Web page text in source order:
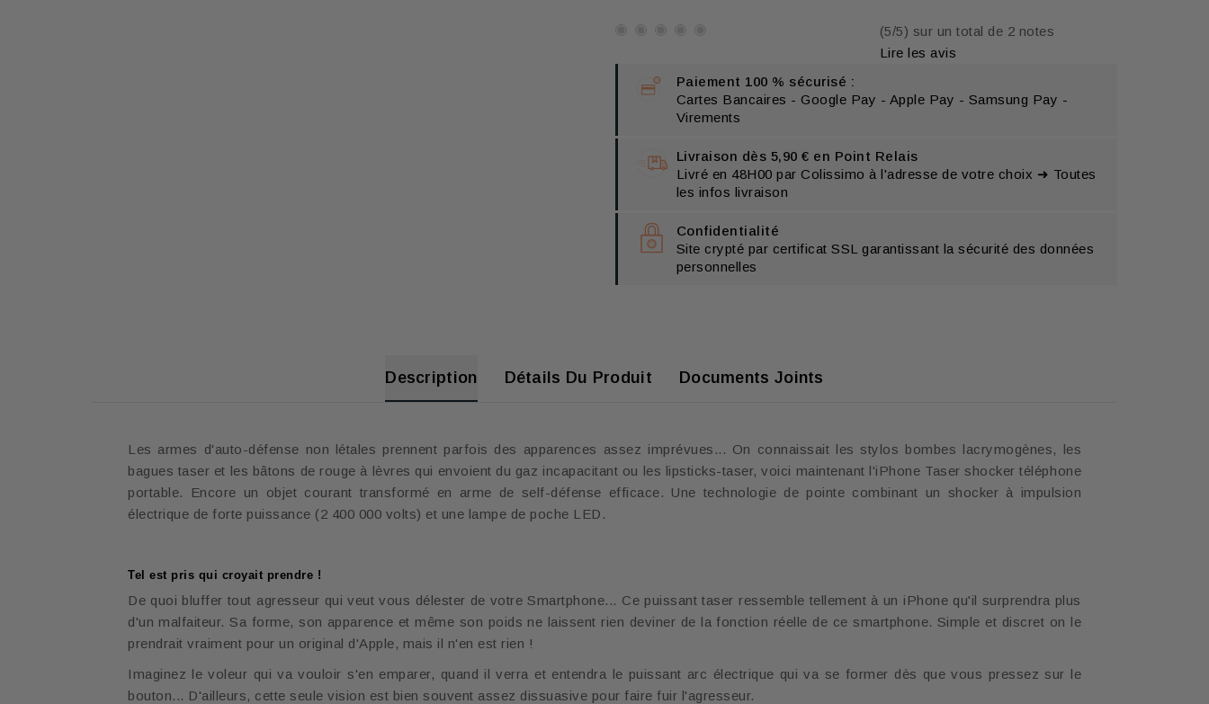
(5/5) sur un total de 2 notes
Lire les avis
Paiement 100 % sécurisé :
Cartes Bancaires - Google Pay - Apple Pay - Samsung Pay -
Virements
Livraison dès 5,90 € en Point Relais
Livré en 48H00 par Colissimo à l'adresse de votre choix ➜ Toutes
les infos livraison
Confidentialité
Site crypté par certificat SSL garantissant la sécurité des données
personnelles
Description Détails Du Produit Documents Joints
Les armes d'auto-défense non létales prennent parfois des apparences assez imprévues... On connaissait les stylos bombes lacrymogènes, les
bagues taser et les bâtons de rouge à lèvres qui envoient du gaz incapacitant ou les lipsticks-taser, voici maintenant l'iPhone Taser shocker téléphone
portable. Encore un objet courant transformé en arme de self-défense efficace. Une technologie de pointe combinant un shocker à impulsion
électrique de forte puissance (2 400 000 volts) et une lampe de poche LED.
Tel est pris qui croyait prendre !
De quoi bluffer tout agresseur qui veut vous délester de votre Smartphone... Ce puissant taser ressemble tellement à un iPhone qu'il surprendra plus
d'un malfaiteur. Sa forme, son apparence et même son poids ne laissent rien deviner de la fonction réelle de ce smartphone. Simple et discret on le
prendrait vraiment pour un original d'Apple, mais il n'en est rien !
Imaginez le voleur qui va vouloir s'en emparer, quand il verra et entendra le puissant arc électrique qui va se former dès que vous pressez sur le
bouton... D'ailleurs, cette seule vision est bien souvent assez dissuasive pour faire fuir l'agresseur.